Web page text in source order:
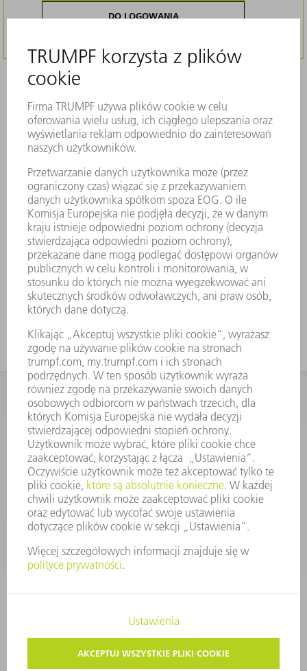
DO LOGOWANIA
KONTAKT
Dział Części Zamiennych i Narzędzi
48225753936
8.00 - 17.00
czesci.zamienne@trumpf.com
PRAWA AUTORSKIE I PRAWA DOTYCZĄCE ZNAKÓW TOWAROWYCH
WARUNKI UŻYTKOWANIA